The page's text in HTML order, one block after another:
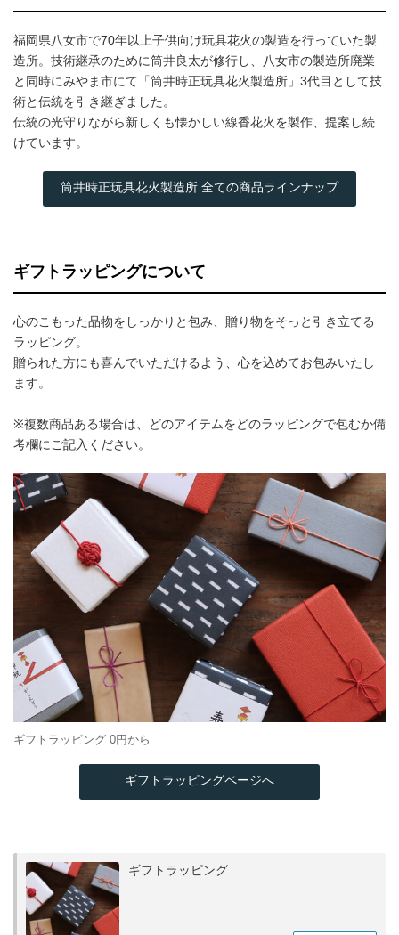
福岡県八女市で70年以上子供向け玩具花火の製造を行っていた製
造所。技術継承のために筒井良太が修行し、八女市の製造所廃業
と同時にみやま市にて「筒井時正玩具花火製造所」3代目として技
術と伝統を引き継ぎました。
伝統の光守りながら新しくも懐かしい線香花火を製作、提案し続
けています。
筒井時正玩具花火製造所 全ての商品ラインナップ
ギフトラッピングについて
心のこもった品物をしっかりと包み、贈り物をそっと引き立てる
ラッピング。
贈られた方にも喜んでいただけるよう、心を込めてお包みいたし
ます。
※複数商品ある場合は、どのアイテムをどのラッピングで包むか備
考欄にご記入ください。
ギフトラッピング 0円から
ギフトラッピングページへ
ギフトラッピング